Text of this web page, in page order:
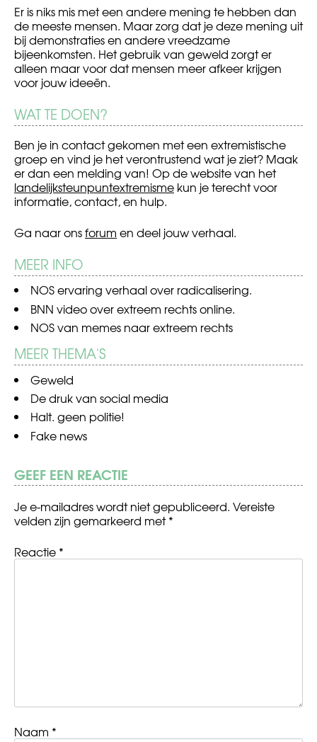
Er is niks mis met een andere mening te hebben dan
de meeste mensen. Maar zorg dat je deze mening uit
bij demonstraties en andere vreedzame
bijeenkomsten. Het gebruik van geweld zorgt er
alleen maar voor dat mensen meer afkeer krijgen
voor jouw ideeën.
WAT TE DOEN?
Ben je in contact gekomen met een extremistische
groep en vind je het verontrustend wat je ziet? Maak
er dan een melding van! Op de website van het
landelijksteunpuntextremisme kun je terecht voor
informatie, contact, en hulp.
Ga naar onsforum en deel jouw verhaal.
MEER INFO
NOServaring verhaal over radicalisering.
BNN video over extreem rechts online.
NOSvan memes naar extreem rechts
MEER THEMA'S
Geweld
De druk van social media
Halt. geen politie!
Fake news
GEEF EEN REACTIE
Je e-mailadres wordt niet gepubliceerd. Vereiste
velden zijn gemarkeerd met*
Reactie *
Naam *